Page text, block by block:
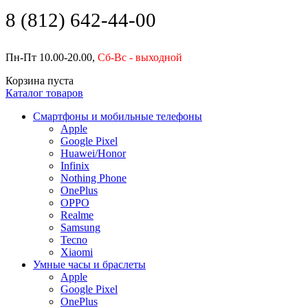
8 (812) 642-44-00
Пн-Пт 10.00-20.00, Сб-Вс - выходной
Корзина пуста
Каталог товаров
Смартфоны и мобильные телефоны
Apple
Google Pixel
Huawei/Honor
Infinix
Nothing Phone
OnePlus
OPPO
Realme
Samsung
Tecno
Xiaomi
Умные часы и браслеты
Apple
Google Pixel
OnePlus